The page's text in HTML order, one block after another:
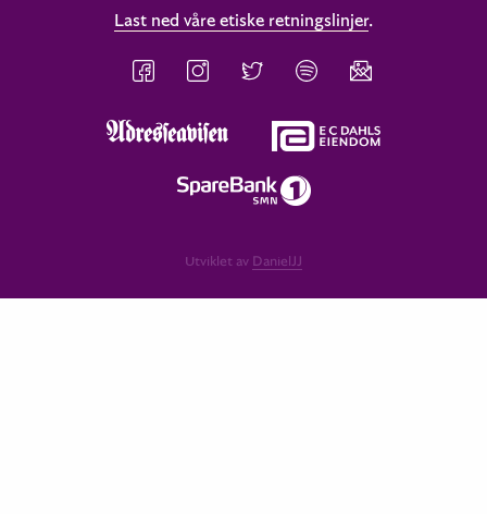
Last ned våre etiske retningslinjer.
Utviklet av DanielJJ